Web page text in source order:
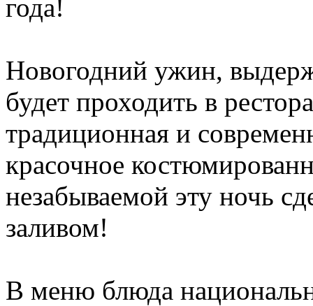
года!
Новогодний ужин,
будет проходить в
традиционная и
красочное
незабываемой эту ночь
заливом!
В меню блюда